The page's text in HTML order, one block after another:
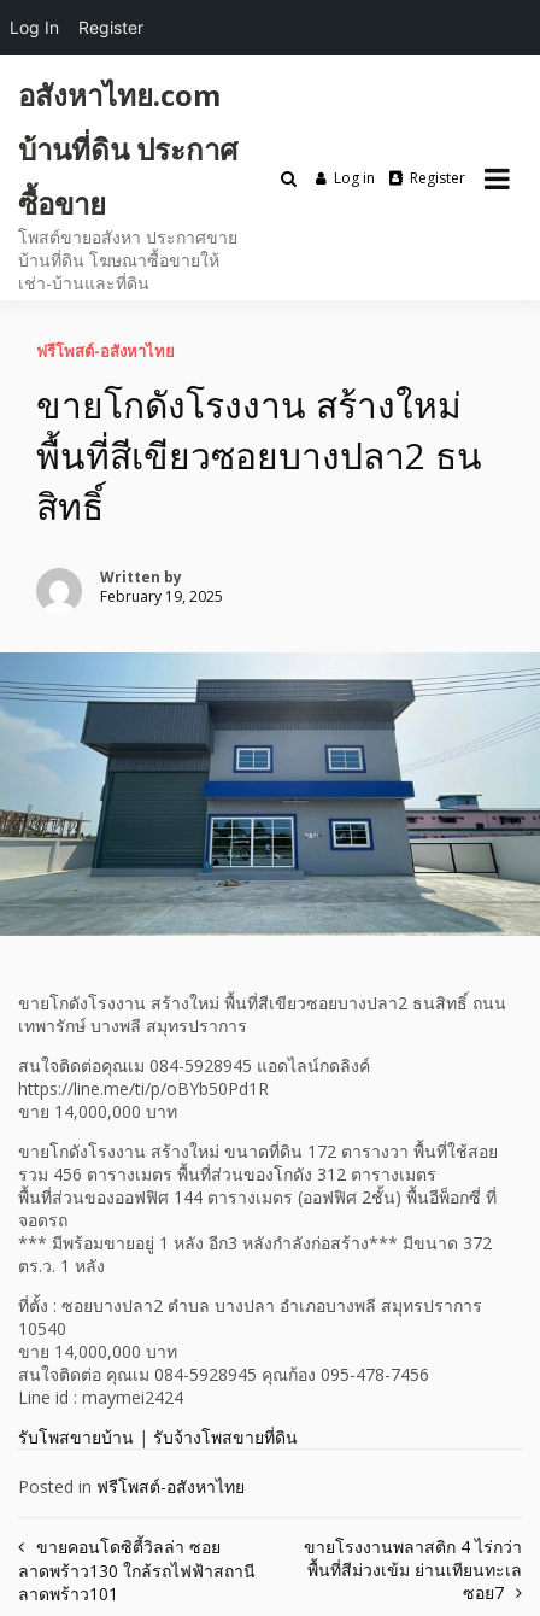
content
อสังหาไทย.com
บ้านที่ดิน ประกาศ
ซื้อขาย
โพสต์ขายอสังหา ประกาศขาย
บ้านที่ดิน โฆษณาซื้อขายให้
เช่า-บ้านและที่ดิน
Log in Register
ฟรีโพสต์-อสังหาไทย
ขายโกดังโรงงาน สร้างใหม่
พื้นที่สีเขียวซอยบางปลา2 ธน
สิทธิ์
Written by
February 19, 2025
ขายโกดังโรงงาน สร้างใหม่ พื้นที่สีเขียวซอยบางปลา2 ธนสิทธิ์ ถนน
เทพารักษ์ บางพลี สมุทรปราการ
สนใจติดต่อคุณเม 084-5928945 แอดไลน์กดลิงค์
https://line.me/ti/p/oBYb50Pd1R
ขาย 14,000,000 บาท
ขายโกดังโรงงาน สร้างใหม่ ขนาดที่ดิน 172 ตารางวา พื้นที่ใช้สอย
รวม 456 ตารางเมตร พื้นที่ส่วนของโกดัง 312 ตารางเมตร
พื้นที่ส่วนของออฟฟิศ 144 ตารางเมตร (ออฟฟิศ 2ชั้น) พื้นอีพ็อกซี่ ที่
จอดรถ
*** มีพร้อมขายอยู่ 1 หลัง อีก3 หลังกำลังก่อสร้าง*** มีขนาด 372
ตร.ว. 1 หลัง
ที่ตั้ง : ซอยบางปลา2 ตำบล บางปลา อำเภอบางพลี สมุทรปราการ
10540
ขาย 14,000,000 บาท
สนใจติดต่อ คุณเม 084-5928945 คุณก้อง 095-478-7456
Line id : maymei2424
รับโพสขายบ้าน | รับจ้างโพสขายที่ดิน
Posted in ฟรีโพสต์-อสังหาไทย
Post
navigation
ขายคอนโดซิตี้วิลล่า ซอย
ลาดพร้าว130 ใกล้รถไฟฟ้าสถานี
ลาดพร้าว101
ขายโรงงานพลาสติก 4 ไร่กว่า
พื้นที่สีม่วงเข้ม ย่านเทียนทะเล
ซอย7
Log In Register